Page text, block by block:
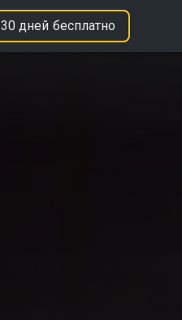
30 дней бесплатно